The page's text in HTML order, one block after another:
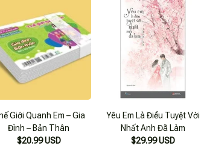
Giới Quanh Em – Gia
Đình – Bản Thân
$20.99 USD
Yêu Em Là Điều Tuyệt Vời
Nhất Anh Đã Làm
$29.99 USD